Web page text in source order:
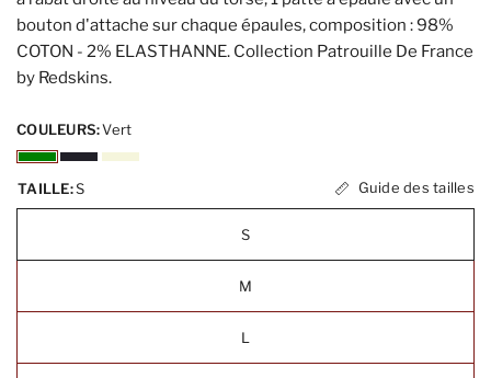
bouton d'attache sur chaque épaules, composition : 98%
COTON - 2% ELASTHANNE. Collection Patrouille De France
by Redskins.
COULEURS:Vert
TAILLE:S Guide des tailles
S
M
L